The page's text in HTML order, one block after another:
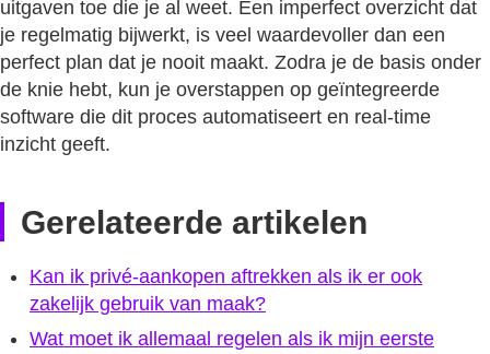
uitgaven toe die je al weet. Een imperfect overzicht dat
je regelmatig bijwerkt, is veel waardevoller dan een
perfect plan dat je nooit maakt. Zodra je de basis onder
de knie hebt, kun je overstappen op geïntegreerde
software die dit proces automatiseert en real-time
inzicht geeft.
Gerelateerde artikelen
Kan ik privé-aankopen aftrekken als ik er ook
zakelijk gebruik van maak?
Wat moet ik allemaal regelen als ik mijn eerste